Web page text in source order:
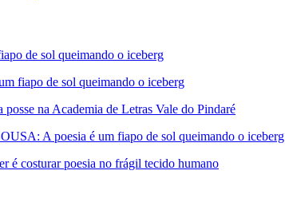
de sol queimando o iceberg
fiapo de sol queimando o iceberg
na Academia de Letras Vale do Pindaré
A poesia é um fiapo de sol queimando o iceberg
costurar poesia no frágil tecido humano